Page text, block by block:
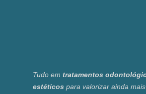
Tudo em tratamentos
estéticos para valorizar ainda